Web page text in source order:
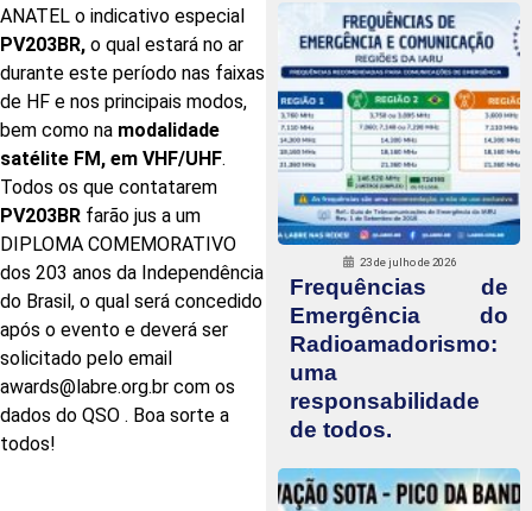
ANATEL o indicativo especial
PV203BR, o qual estará no ar
durante este período nas faixas
de HF e nos principais modos,
bem como na modalidade
satélite FM, em VHF/UHF.
Todos os que contatarem
PV203BR farão jus a um
DIPLOMA COMEMORATIVO
dos 203 anos da Independência
do Brasil, o qual será concedido
após o evento e deverá ser
solicitado pelo email
awards@labre.org.br com os
dados do QSO . Boa sorte a
todos!
23 de julho de 2026
Frequências de
Emergência do
Radioamadorismo:
uma
responsabilidade
de todos.